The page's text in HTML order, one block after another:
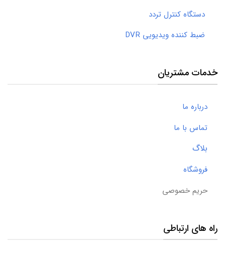
دستگاه کنترل تردد
ضبط کننده ویدیویی DVR
خدمات مشتریان
درباره ما
تماس با ما
بلاگ
فروشگاه
حریم خصوصی
راه های ارتباطی